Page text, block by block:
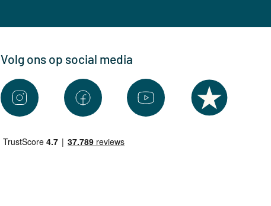
Volg ons op social media